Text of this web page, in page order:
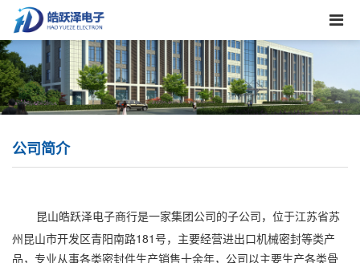
公司简介
昆山皓跃泽电子商行是一家集团公司的子公司，位于江苏省苏
州昆山市开发区青阳南路181号，主要经营进出口机械密封等类产
品，专业从事各类密封件生产销售十余年，公司以主要生产各类骨